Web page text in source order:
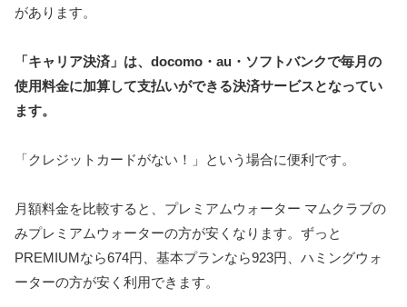
があります。
「キャリア決済」は、docomo・au・ソフトバンクで毎月の
使用料金に加算して支払いができる決済サービスとなってい
ます。
「クレジットカードがない！」という場合に便利です。
月額料金を比較すると、プレミアムウォーター マムクラブの
みプレミアムウォーターの方が安くなります。ずっと
PREMIUMなら674円、基本プランなら923円、ハミングウォ
ーターの方が安く利用できます。